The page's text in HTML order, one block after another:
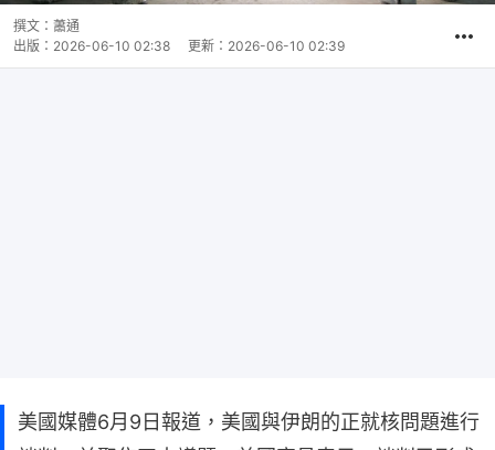
撰文： 蕭通
出版： 2026-06-10 02:38 更新： 2026-06-10 02:39
美國媒體6月9日報道，美國與伊朗的正就核問題進行